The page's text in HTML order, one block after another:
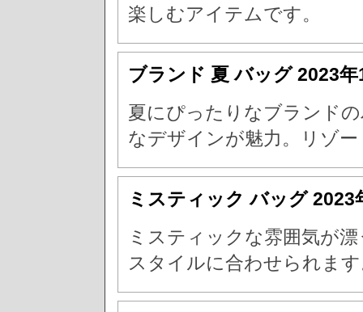
楽しむアイテムです。
ブランド 夏 バッグ2023
夏にぴったりなブランド
なデザインが魅力。リゾ
ミスティック バッグ2023
ミスティックな雰囲気が
スタイルに合わせられま